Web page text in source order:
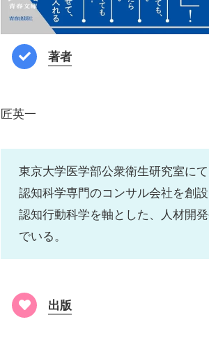
著者
匠英一
東京大学医学部公衆衛生研究室に
認知科学専門のコンサル会社を創設
認知行動科学を軸とした、人材開
でいる。
出版